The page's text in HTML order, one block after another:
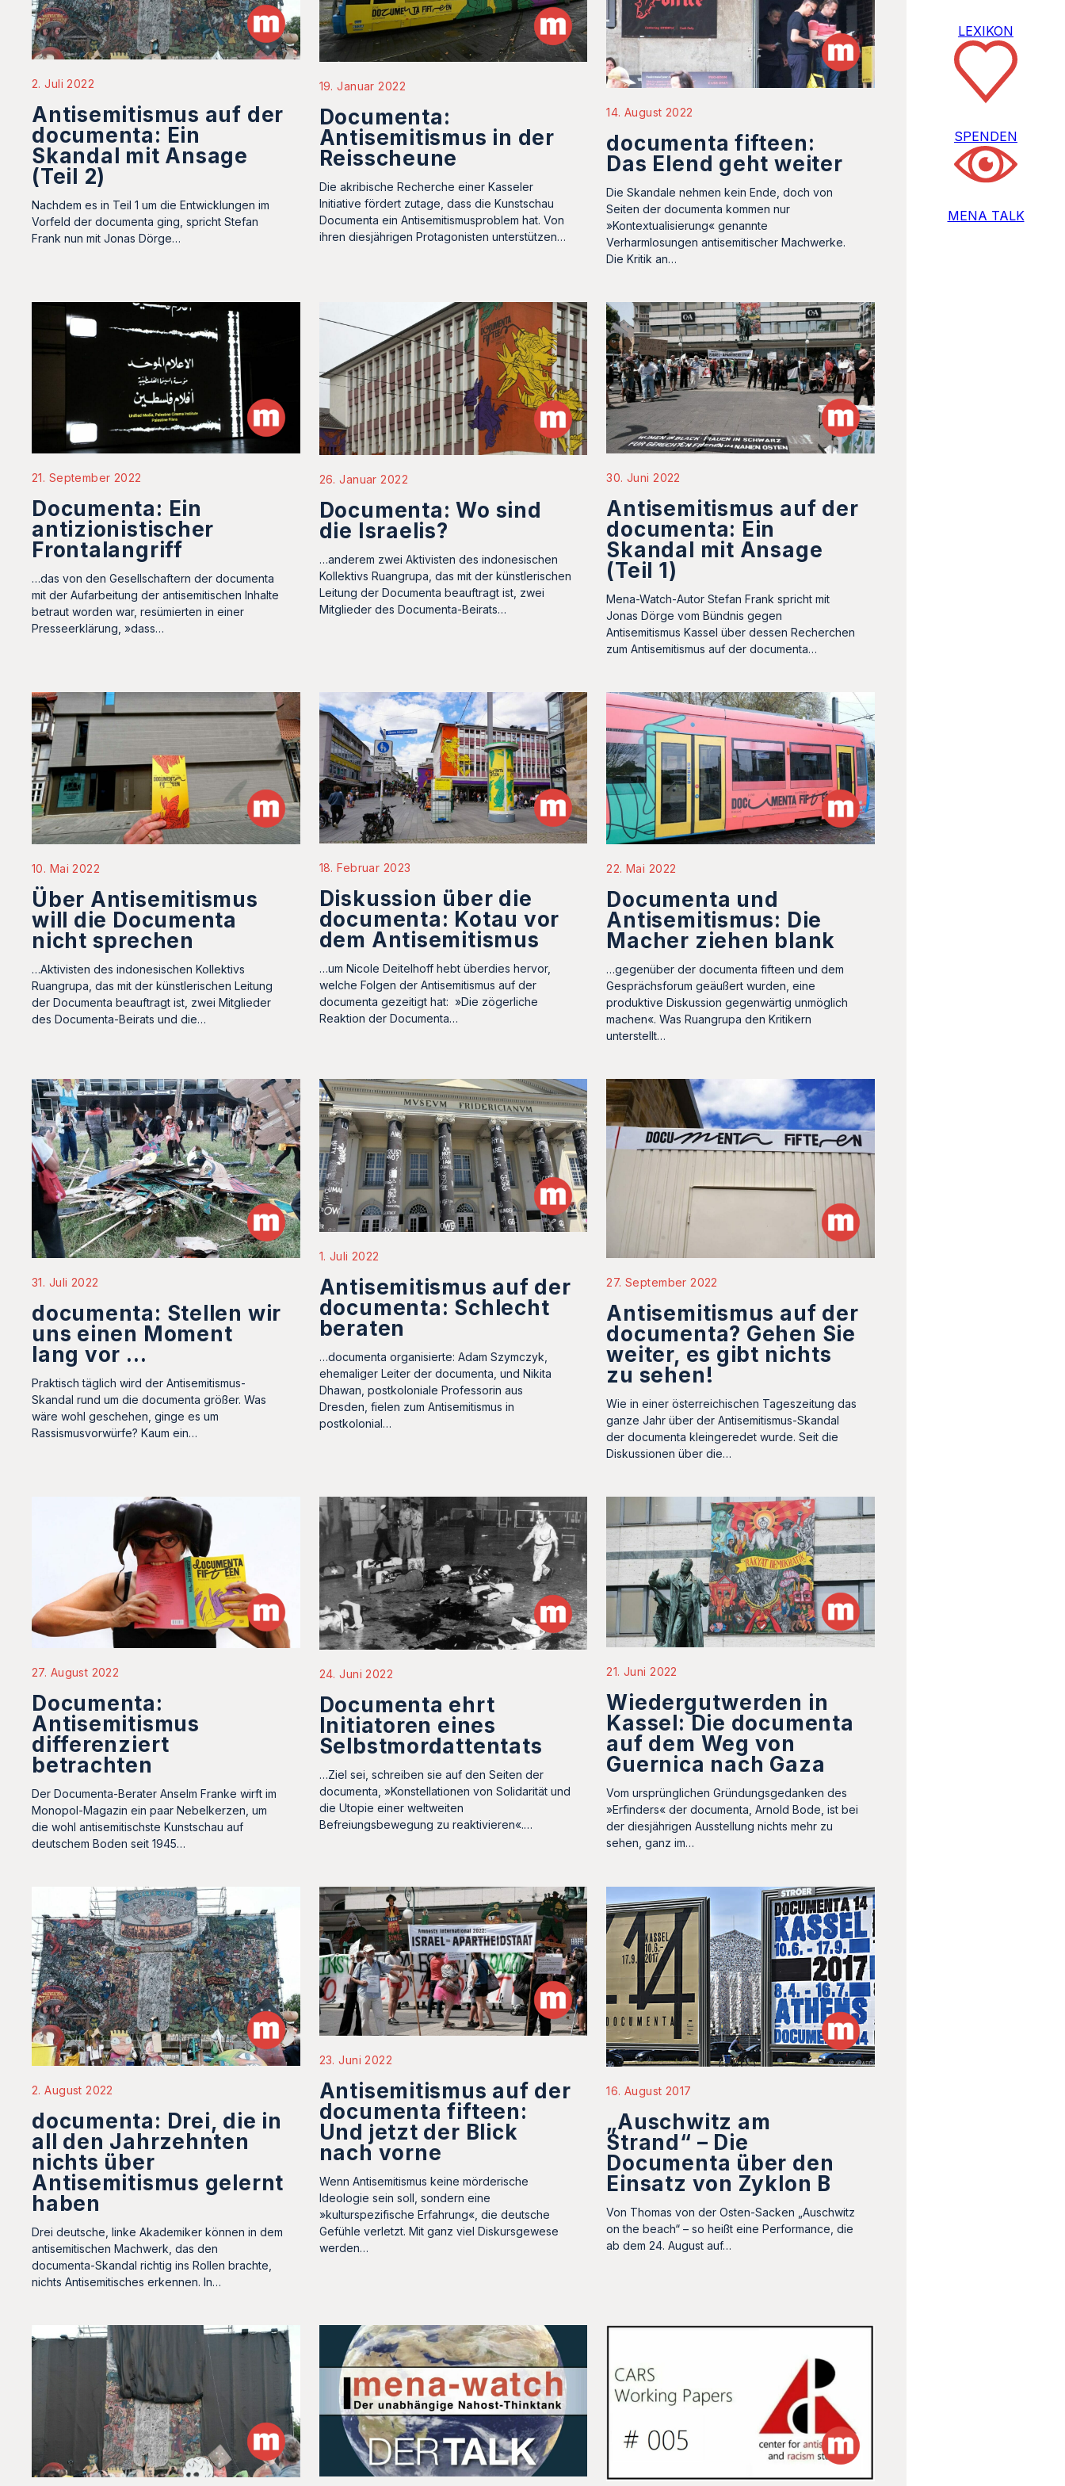
2. Juli 2022
Antisemitismus auf der
documenta: Ein
Skandal mit Ansage
(Teil 2)
Nachdem es in Teil 1 um die Entwicklungen im
Vorfeld der documenta ging, spricht Stefan
Frank nun mit Jonas Dörge…
19. Januar 2022
Documenta:
Antisemitismus in der
Reisscheune
Die akribische Recherche einer Kasseler
Initiative fördert zutage, dass die Kunstschau
Documenta ein Antisemitismusproblem hat. Von
ihren diesjährigen Protagonisten unterstützen…
14. August 2022
documenta fifteen:
Das Elend geht weiter
Die Skandale nehmen kein Ende, doch von
Seiten der documenta kommen nur
»Kontextualisierung« genannte
Verharmlosungen antisemitischer Machwerke.
Die Kritik an…
21. September 2022
Documenta: Ein
antizionistischer
Frontalangriff
…das von den Gesellschaftern der documenta
mit der Aufarbeitung der antisemitischen Inhalte
betraut worden war, resümierten in einer
Presseerklärung, »dass…
26. Januar 2022
Documenta: Wo sind
die Israelis?
…anderem zwei Aktivisten des indonesischen
Kollektivs Ruangrupa, das mit der künstlerischen
Leitung der Documenta beauftragt ist, zwei
Mitglieder des Documenta-Beirats…
30. Juni 2022
Antisemitismus auf der
documenta: Ein
Skandal mit Ansage
(Teil 1)
Mena-Watch-Autor Stefan Frank spricht mit
Jonas Dörge vom Bündnis gegen
Antisemitismus Kassel über dessen Recherchen
zum Antisemitismus auf der documenta…
10. Mai 2022
Über Antisemitismus
will die Documenta
nicht sprechen
…Aktivisten des indonesischen Kollektivs
Ruangrupa, das mit der künstlerischen Leitung
der Documenta beauftragt ist, zwei Mitglieder
des Documenta-Beirats und die…
18. Februar 2023
Diskussion über die
documenta: Kotau vor
dem Antisemitismus
…um Nicole Deitelhoff hebt überdies hervor,
welche Folgen der Antisemitismus auf der
documenta gezeitigt hat: »Die zögerliche
Reaktion der Documenta…
22. Mai 2022
Documenta und
Antisemitismus: Die
Macher ziehen blank
…gegenüber der documenta fifteen und dem
Gesprächsforum geäußert wurden, eine
produktive Diskussion gegenwärtig unmöglich
machen«. Was Ruangrupa den Kritikern
unterstellt…
31. Juli 2022
documenta: Stellen wir
uns einen Moment
lang vor …
Praktisch täglich wird der Antisemitismus-
Skandal rund um die documenta größer. Was
wäre wohl geschehen, ginge es um
Rassismusvorwürfe? Kaum ein…
1. Juli 2022
Antisemitismus auf der
documenta: Schlecht
beraten
…documenta organisierte: Adam Szymczyk,
ehemaliger Leiter der documenta, und Nikita
Dhawan, postkoloniale Professorin aus
Dresden, fielen zum Antisemitismus in
postkolonial…
27. September 2022
Antisemitismus auf der
documenta? Gehen Sie
weiter, es gibt nichts
zu sehen!
Wie in einer österreichischen Tageszeitung das
ganze Jahr über der Antisemitismus-Skandal
der documenta kleingeredet wurde. Seit die
Diskussionen über die…
27. August 2022
Documenta:
Antisemitismus
differenziert
betrachten
Der Documenta-Berater Anselm Franke wirft im
Monopol-Magazin ein paar Nebelkerzen, um
die wohl antisemitischste Kunstschau auf
deutschem Boden seit 1945…
24. Juni 2022
Documenta ehrt
Initiatoren eines
Selbstmordattentats
…Ziel sei, schreiben sie auf den Seiten der
documenta, »Konstellationen von Solidarität und
die Utopie einer weltweiten
Befreiungsbewegung zu reaktivieren«.…
21. Juni 2022
Wiedergutwerden in
Kassel: Die documenta
auf dem Weg von
Guernica nach Gaza
Vom ursprünglichen Gründungsgedanken des
»Erfinders« der documenta, Arnold Bode, ist bei
der diesjährigen Ausstellung nichts mehr zu
sehen, ganz im…
2. August 2022
documenta: Drei, die in
all den Jahrzehnten
nichts über
Antisemitismus gelernt
haben
Drei deutsche, linke Akademiker können in dem
antisemitischen Machwerk, das den
documenta-Skandal richtig ins Rollen brachte,
nichts Antisemitisches erkennen. In…
23. Juni 2022
Antisemitismus auf der
documenta fifteen:
Und jetzt der Blick
nach vorne
Wenn Antisemitismus keine mörderische
Ideologie sein soll, sondern eine
»kulturspezifische Erfahrung«, die deutsche
Gefühle verletzt. Mit ganz viel Diskursgewese
werden…
16. August 2017
„Auschwitz am
Strand“ – Die
Documenta über den
Einsatz von Zyklon B
Von Thomas von der Osten-Sacken „Auschwitz
on the beach“ – so heißt eine Performance, die
ab dem 24. August auf…
LEXIKON
SPENDEN
MENA TALK